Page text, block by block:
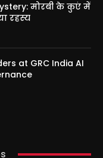
मोरबी के कुएं में
रहस्य
at GRC India AI